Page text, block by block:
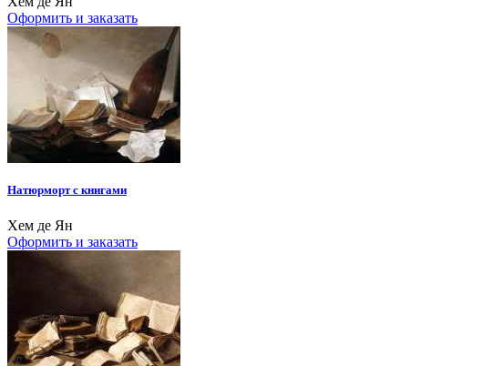
Оформить и заказать
Натюрморт с книгами
Хем де Ян
Оформить и заказать